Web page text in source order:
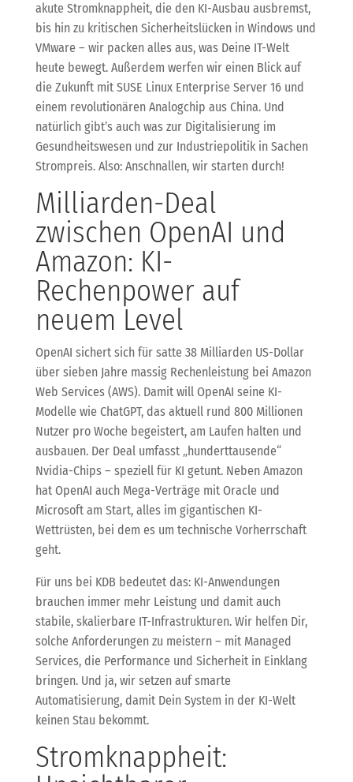
akute Stromknappheit, die den KI-Ausbau ausbremst,
bis hin zu kritischen Sicherheitslücken in Windows und
VMware – wir packen alles aus, was Deine IT-Welt
heute bewegt. Außerdem werfen wir einen Blick auf
die Zukunft mit SUSE Linux Enterprise Server 16 und
einem revolutionären Analogchip aus China. Und
natürlich gibt’s auch was zur Digitalisierung im
Gesundheitswesen und zur Industriepolitik in Sachen
Strompreis. Also: Anschnallen, wir starten durch!
Milliarden-Deal
zwischen OpenAI und
Amazon: KI-
Rechenpower auf
neuem Level
OpenAI sichert sich für satte 38 Milliarden US-Dollar
über sieben Jahre massig Rechenleistung bei Amazon
Web Services (AWS). Damit will OpenAI seine KI-
Modelle wie ChatGPT, das aktuell rund 800 Millionen
Nutzer pro Woche begeistert, am Laufen halten und
ausbauen. Der Deal umfasst „hunderttausende“
Nvidia-Chips – speziell für KI getunt. Neben Amazon
hat OpenAI auch Mega-Verträge mit Oracle und
Microsoft am Start, alles im gigantischen KI-
Wettrüsten, bei dem es um technische Vorherrschaft
geht.
Für uns bei KDB bedeutet das: KI-Anwendungen
brauchen immer mehr Leistung und damit auch
stabile, skalierbare IT-Infrastrukturen. Wir helfen Dir,
solche Anforderungen zu meistern – mit Managed
Services, die Performance und Sicherheit in Einklang
bringen. Und ja, wir setzen auf smarte
Automatisierung, damit Dein System in der KI-Welt
keinen Stau bekommt.
Stromknappheit: